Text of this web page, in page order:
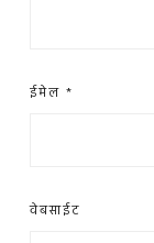
ईमेल *
वेबसाईट